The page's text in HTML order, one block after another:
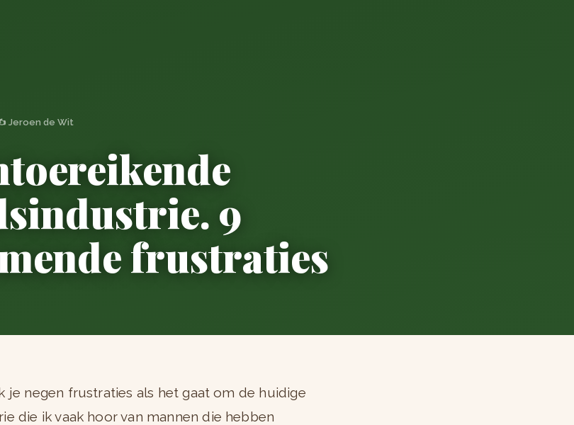
Jeroen de Wit
9
frustraties
je negen frustraties als het gaat om de huidige
die ik vaak hoor van mannen die hebben